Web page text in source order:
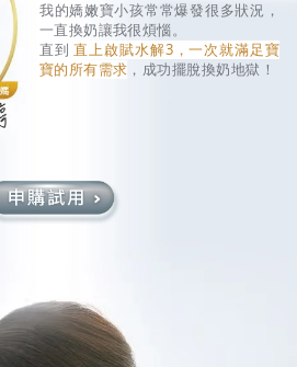
我的嬌嫩寶小孩常常爆發很多狀況，
一直換奶讓我很煩惱。
直到直上啟賦水解3，一次就滿足寶
寶的所有需求 ，成功擺脫換奶地獄！